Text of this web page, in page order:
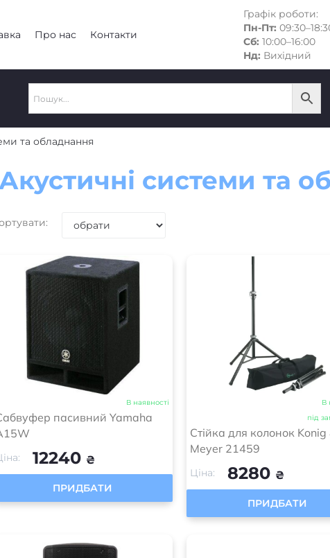
Про нас Контакти
Графік роботи:
Пн-Пт:
Сб: 10:00–16:00
Нд: Вихідний
та обладнання
системи та
В наявності
пасивний Yamaha
12240 ₴
ПРИДБАТИ
В
під
Cтійка для колонок Konig
Meyer 21459
Ціна: 8280 ₴
ПРИДБАТИ